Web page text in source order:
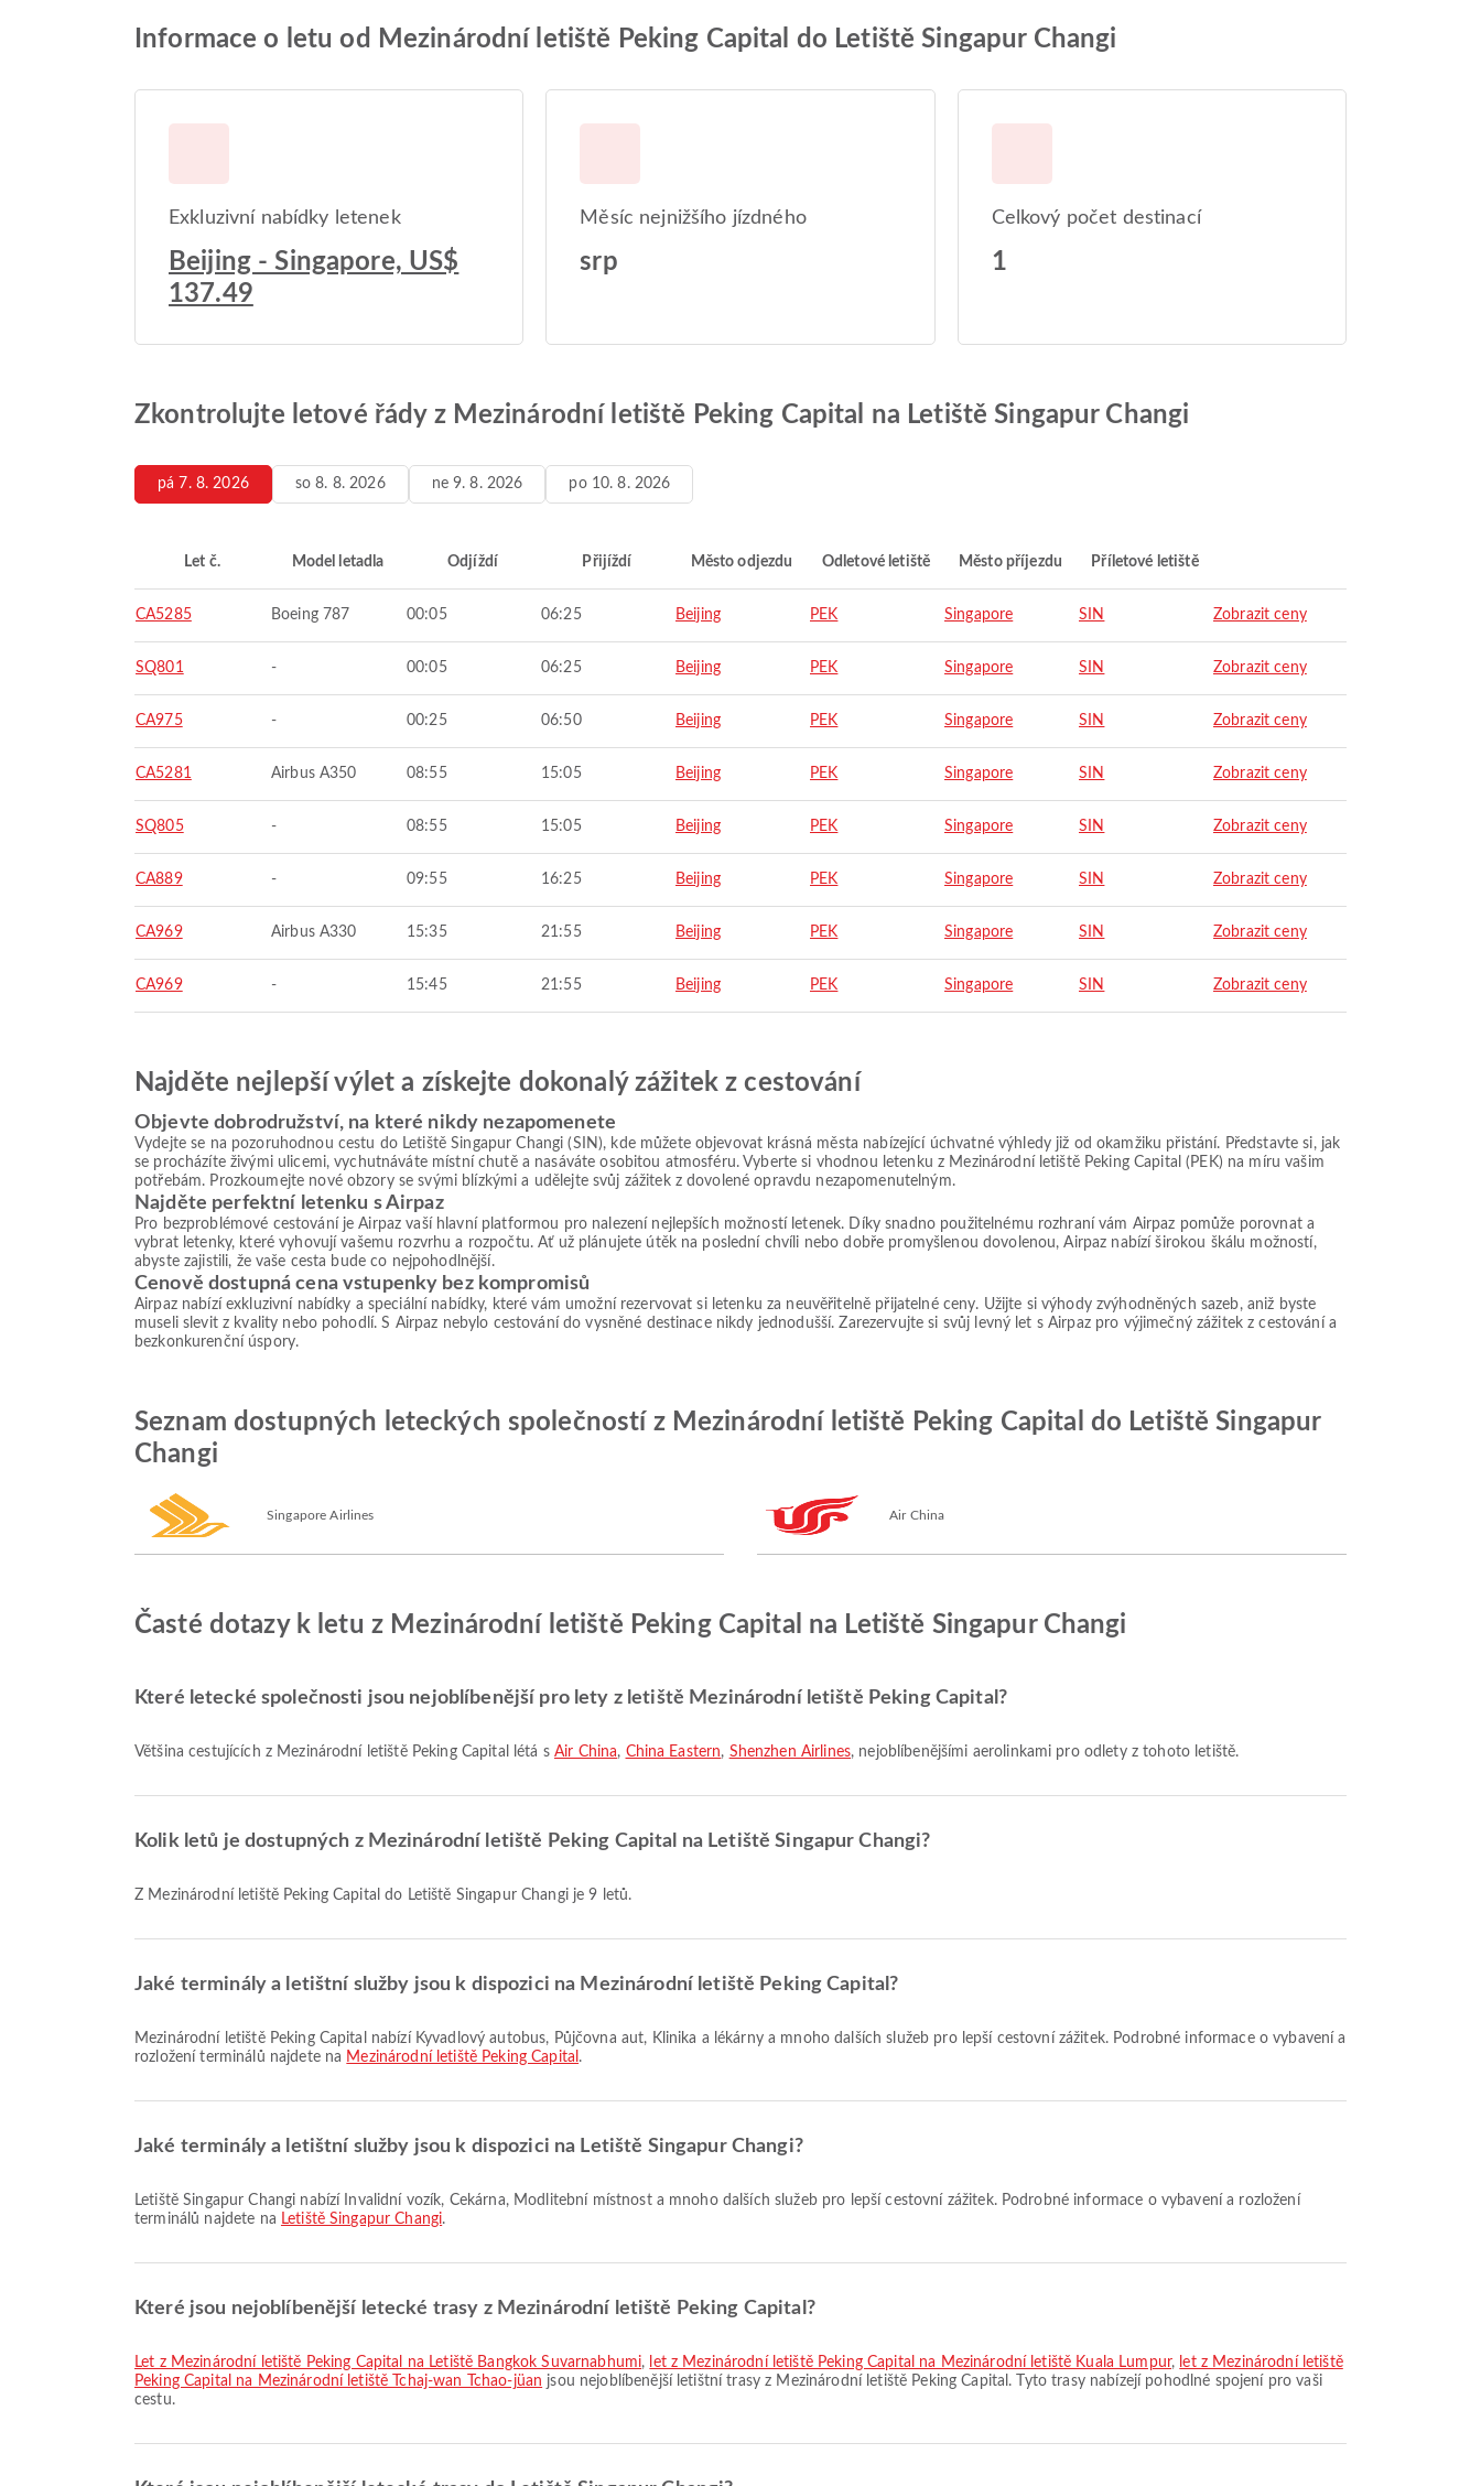
Informace o letu od Mezinárodní letiště Peking Capital do Letiště Singapur Changi
Exkluzivní nabídky letenek
Beijing - Singapore, US$
137.49
Měsíc nejnižšího jízdného
srp
Celkový počet destinací
1
Zkontrolujte letové řády z Mezinárodní letiště Peking Capital na Letiště Singapur Changi
pá 7. 8. 2026 so 8. 8. 2026 ne 9. 8. 2026 po 10. 8. 2026
Let č. Model letadla Odjíždí Přijíždí Město odjezdu Odletové letiště Město příjezdu Příletové letiště
CA5285 Boeing 787 00:05 06:25 Beijing PEK Singapore SIN Zobrazit ceny
SQ801 - 00:05 06:25 Beijing PEK Singapore SIN Zobrazit ceny
CA975 - 00:25 06:50 Beijing PEK Singapore SIN Zobrazit ceny
CA5281 Airbus A350 08:55 15:05 Beijing PEK Singapore SIN Zobrazit ceny
SQ805 - 08:55 15:05 Beijing PEK Singapore SIN Zobrazit ceny
CA889 - 09:55 16:25 Beijing PEK Singapore SIN Zobrazit ceny
CA969 Airbus A330 15:35 21:55 Beijing PEK Singapore SIN Zobrazit ceny
CA969 - 15:45 21:55 Beijing PEK Singapore SIN Zobrazit ceny
Najděte nejlepší výlet a získejte dokonalý zážitek z cestování
Objevte dobrodružství, na které nikdy nezapomenete
Vydejte se na pozoruhodnou cestu do Letiště Singapur Changi (SIN), kde můžete objevovat krásná města nabízející úchvatné výhledy již od okamžiku přistání. Představte si, jak
se procházíte živými ulicemi, vychutnáváte místní chutě a nasáváte osobitou atmosféru. Vyberte si vhodnou letenku z Mezinárodní letiště Peking Capital (PEK) na míru vašim
potřebám. Prozkoumejte nové obzory se svými blízkými a udělejte svůj zážitek z dovolené opravdu nezapomenutelným.
Najděte perfektní letenku s Airpaz
Pro bezproblémové cestování je Airpaz vaší hlavní platformou pro nalezení nejlepších možností letenek. Díky snadno použitelnému rozhraní vám Airpaz pomůže porovnat a
vybrat letenky, které vyhovují vašemu rozvrhu a rozpočtu. Ať už plánujete útěk na poslední chvíli nebo dobře promyšlenou dovolenou, Airpaz nabízí širokou škálu možností,
abyste zajistili, že vaše cesta bude co nejpohodlnější.
Cenově dostupná cena vstupenky bez kompromisů
Airpaz nabízí exkluzivní nabídky a speciální nabídky, které vám umožní rezervovat si letenku za neuvěřitelně přijatelné ceny. Užijte si výhody zvýhodněných sazeb, aniž byste
museli slevit z kvality nebo pohodlí. S Airpaz nebylo cestování do vysněné destinace nikdy jednodušší. Zarezervujte si svůj levný let s Airpaz pro výjimečný zážitek z cestování a
bezkonkurenční úspory.
Seznam dostupných leteckých společností z Mezinárodní letiště Peking Capital do Letiště Singapur
Changi
Singapore Airlines Air China
Časté dotazy k letu z Mezinárodní letiště Peking Capital na Letiště Singapur Changi
Které letecké společnosti jsou nejoblíbenější pro lety z letiště Mezinárodní letiště Peking Capital?
Většina cestujících z Mezinárodní letiště Peking Capital létá s Air China, China Eastern, Shenzhen Airlines, nejoblíbenějšími aerolinkami pro odlety z tohoto letiště.
Kolik letů je dostupných z Mezinárodní letiště Peking Capital na Letiště Singapur Changi?
Z Mezinárodní letiště Peking Capital do Letiště Singapur Changi je 9 letů.
Jaké terminály a letištní služby jsou k dispozici na Mezinárodní letiště Peking Capital?
Mezinárodní letiště Peking Capital nabízí Kyvadlový autobus, Půjčovna aut, Klinika a lékárny a mnoho dalších služeb pro lepší cestovní zážitek. Podrobné informace o vybavení a
rozložení terminálů najdete na Mezinárodní letiště Peking Capital .
Jaké terminály a letištní služby jsou k dispozici na Letiště Singapur Changi?
Letiště Singapur Changi nabízí Invalidní vozík, Čekárna, Modlitební místnost a mnoho dalších služeb pro lepší cestovní zážitek. Podrobné informace o vybavení a rozložení
terminálů najdete na Letiště Singapur Changi.
Které jsou nejoblíbenější letecké trasy z Mezinárodní letiště Peking Capital?
let z Mezinárodní letiště Peking Capital na Letiště Bangkok Suvarnabhumi, let z Mezinárodní letiště Peking Capital na Mezinárodní letiště Kuala Lumpur, let z Mezinárodní letiště
Peking Capital na Mezinárodní letiště Tchaj-wan Tchao-jüan jsou nejoblíbenější letištní trasy z Mezinárodní letiště Peking Capital. Tyto trasy nabízejí pohodlné spojení pro vaši
cestu.